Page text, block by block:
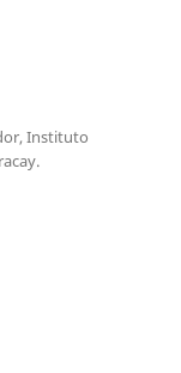
Instituto